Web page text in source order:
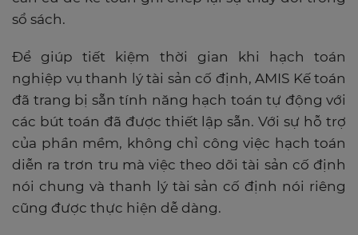
sổ sách.
Để giúp tiết kiệm thời gian khi hạch toán
nghiệp vụ thanh lý tài sản cố định, AMIS Kế toán
đã trang bị sẵn tính năng hạch toán tự động với
các bút toán đã được thiết lập sẵn. Với sự hỗ trợ
của phần mềm, không chỉ công việc hạch toán
diễn ra trơn tru mà việc theo dõi tài sản cố định
nói chung và thanh lý tài sản cố định nói riêng
cũng được thực hiện dễ dàng.